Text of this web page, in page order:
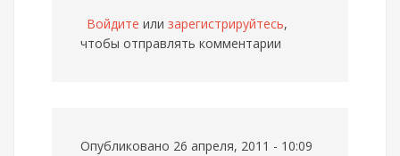
Войдите или зарегистрируйтесь,
чтобы отправлять комментарии
Опубликовано 26 апреля, 2011 - 10:09